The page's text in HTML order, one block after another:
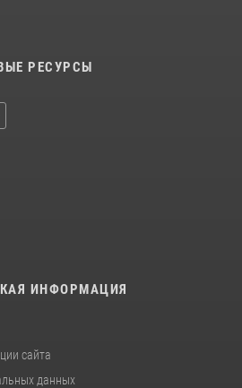
РЕСУРСЫ
ИНФОРМАЦИЯ
сайта
данных